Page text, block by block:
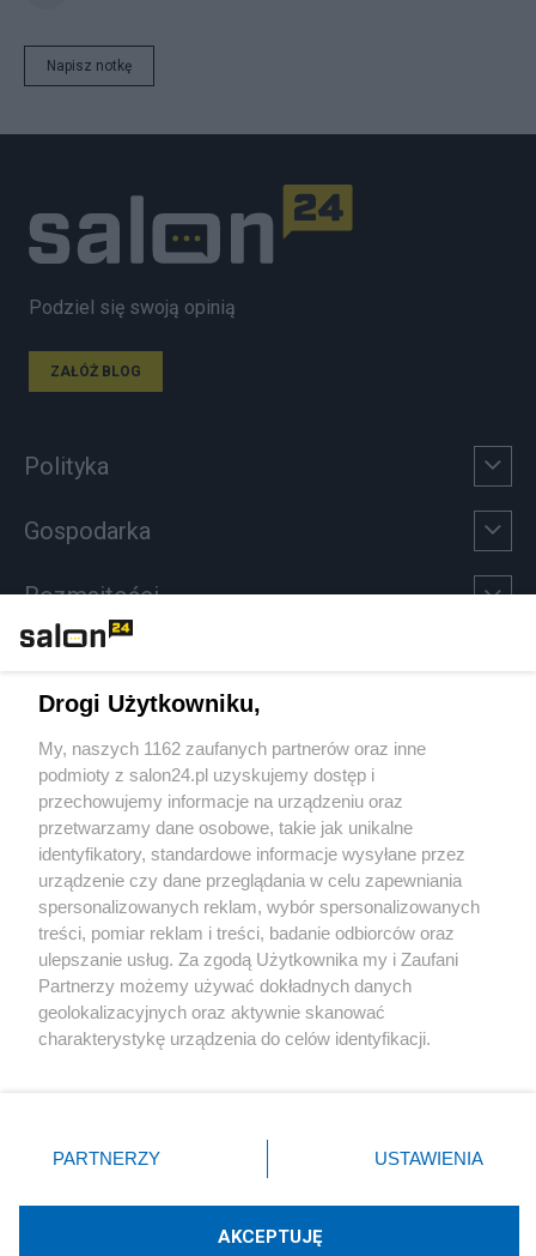
Napisz notkę
Podziel się swoją opinią
ZAŁÓŻ BLOG
Polityka
Gospodarka
Rozmaitości
Sport
Społeczeństwo
Kultura
X Facebook Instagram Youtube
Drogi Użytkowniku,
My, naszych 1162 zaufanych partnerów oraz inne
podmioty z salon24.pl uzyskujemy dostęp i
przechowujemy informacje na urządzeniu oraz
przetwarzamy dane osobowe, takie jak unikalne
identyfikatory, standardowe informacje wysyłane przez
urządzenie czy dane przeglądania w celu zapewniania
spersonalizowanych reklam, wybór spersonalizowanych
treści, pomiar reklam i treści, badanie odbiorców oraz
ulepszanie usług. Za zgodą Użytkownika my i Zaufani
Partnerzy możemy używać dokładnych danych
geolokalizacyjnych oraz aktywnie skanować
charakterystykę urządzenia do celów identyfikacji.
zmienić/wycofać klikając przycisk ustawień prywatności
znajdujący się w lewym dolnym rogu strony
rodzaje przetwarzania danych nie wymagają zgody
użytkownika, ale masz prawo sprzeciwić się takiemu
PARTNERZY USTAWIENIA
AKCEPTUJĘ